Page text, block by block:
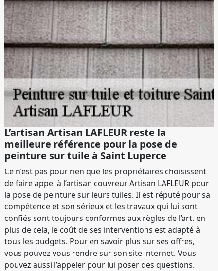
L’artisan Artisan LAFLEUR reste la
meilleure référence pour la pose de
peinture sur tuile à Saint Luperce
Ce n’est pas pour rien que les propriétaires choisissent
de faire appel à l’artisan couvreur Artisan LAFLEUR pour
la pose de peinture sur leurs tuiles. Il est réputé pour sa
compétence et son sérieux et les travaux qui lui sont
confiés sont toujours conformes aux règles de l’art. en
plus de cela, le coût de ses interventions est adapté à
tous les budgets. Pour en savoir plus sur ses offres,
vous pouvez vous rendre sur son site internet. Vous
pouvez aussi l’appeler pour lui poser des questions.